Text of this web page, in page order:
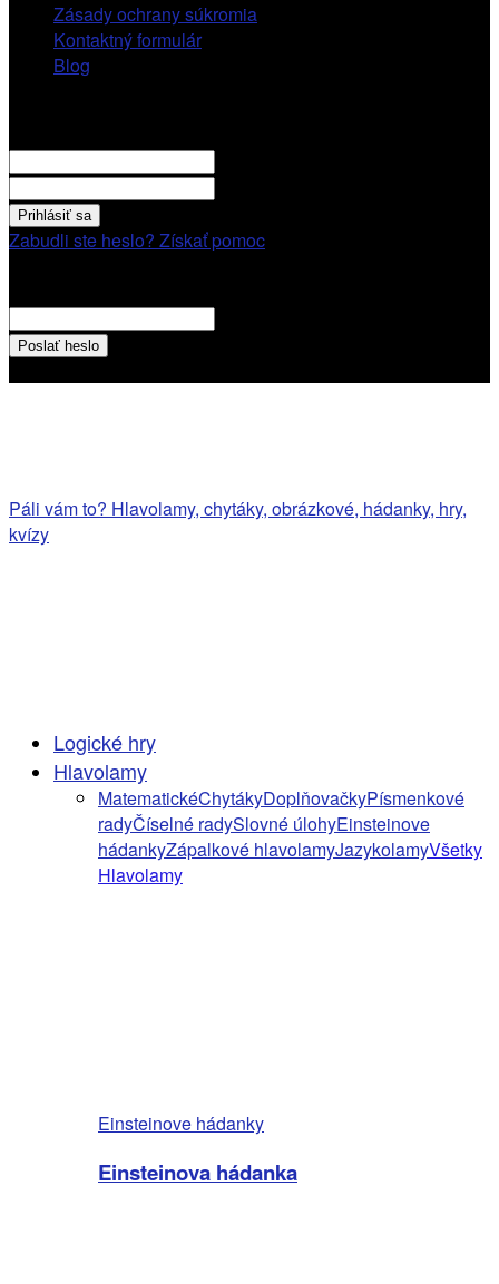
Zásady ochrany súkromia
Kontaktný formulár
Blog
Zabudli ste heslo? Získať pomoc
Páli vám to? Hlavolamy, chytáky, obrázkové, hádanky, hry,
kvízy
Logické hry
Hlavolamy
MatematickéChytákyDoplňovačkyPísmenkové
radyČíselné radySlovné úlohyEinsteinove
hádankyZápalkové hlavolamyJazykolamyVšetky
Hlavolamy
Einsteinove hádanky
Einsteinova hádanka